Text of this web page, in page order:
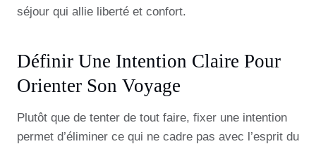
séjour qui allie liberté et confort.
Définir Une Intention Claire Pour
Orienter Son Voyage
Plutôt que de tenter de tout faire, fixer une intention
permet d’éliminer ce qui ne cadre pas avec l’esprit du